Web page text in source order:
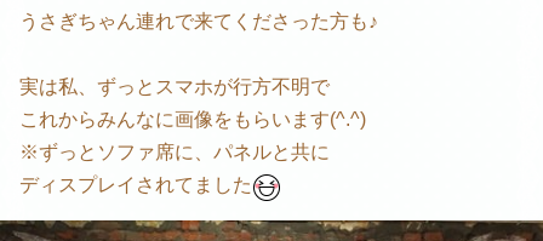
うさぎちゃん連れで来てくださった方も♪
実は私、ずっとスマホが行方不明で
これからみんなに画像をもらいます(^.^)
※ずっとソファ席に、パネルと共に
ディスプレイされてました